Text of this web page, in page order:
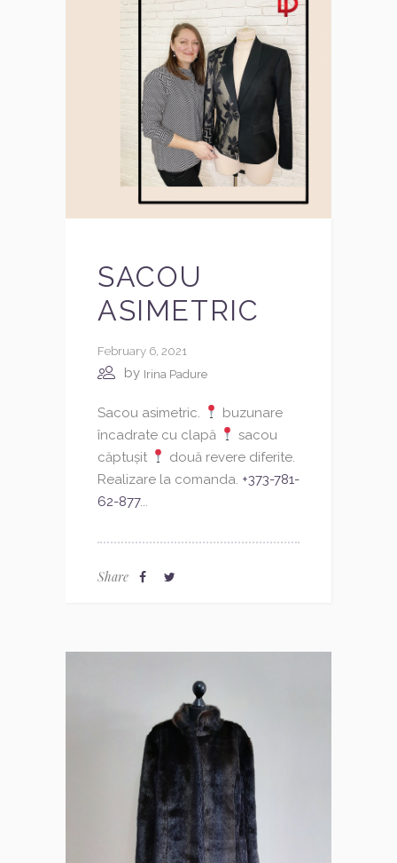
SACOU
ASIMETRIC
February 6, 2021
by Irina Padure
Sacou asimetric.
buzunare
încadrate cu clapă
sacou
căptușit
două revere diferite.
Realizare la comanda. +373-781-
62-877...
Share